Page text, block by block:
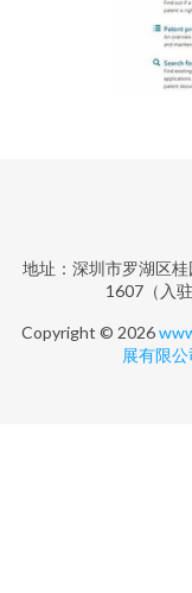
地址：深圳市罗湖区
1607（入
Copyright © 2026
展有限公